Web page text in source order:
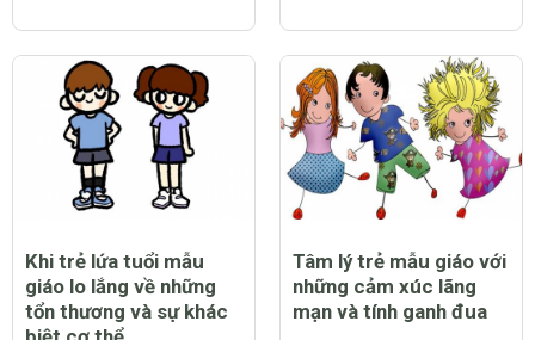
Khi trẻ lứa tuổi mẫu
giáo lo lắng về những
tổn thương và sự khác
Tâm lý trẻ mẫu giáo với
những cảm xúc lãng
mạn và tính ganh đua